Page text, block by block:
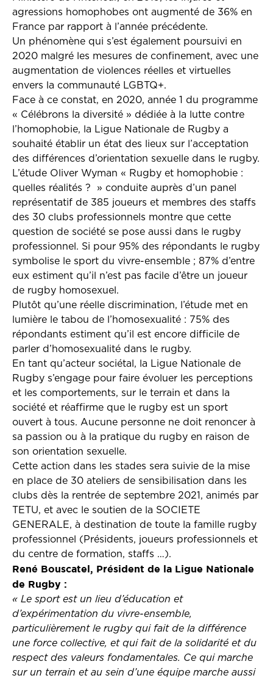
agressions homophobes ont augmenté de 36% en
France par rapport à l’année précédente.
Un phénomène qui s’est également poursuivi en
2020 malgré les mesures de confinement, avec une
augmentation de violences réelles et virtuelles
envers la communauté LGBTQ+.
Face à ce constat, en 2020, année 1 du programme
« Célébrons la diversité » dédiée à la lutte contre
l’homophobie, la Ligue Nationale de Rugby a
souhaité établir un état des lieux sur l’acceptation
des différences d’orientation sexuelle dans le rugby.
L’étude Oliver Wyman « Rugby et homophobie :
quelles réalités ? » conduite auprès d’un panel
représentatif de 385 joueurs et membres des staffs
des 30 clubs professionnels montre que cette
question de société se pose aussi dans le rugby
professionnel. Si pour 95% des répondants le rugby
symbolise le sport du vivre-ensemble ; 87% d’entre
eux estiment qu’il n’est pas facile d’être un joueur
de rugby homosexuel.
Plutôt qu’une réelle discrimination, l’étude met en
lumière le tabou de l’homosexualité : 75% des
répondants estiment qu’il est encore difficile de
parler d’homosexualité dans le rugby.
En tant qu’acteur sociétal, la Ligue Nationale de
Rugby s’engage pour faire évoluer les perceptions
et les comportements, sur le terrain et dans la
société et réaffirme que le rugby est un sport
ouvert à tous. Aucune personne ne doit renoncer à
sa passion ou à la pratique du rugby en raison de
son orientation sexuelle.
Cette action dans les stades sera suivie de la mise
en place de 30 ateliers de sensibilisation dans les
clubs dès la rentrée de septembre 2021, animés par
TETU, et avec le soutien de la SOCIETE
GENERALE, à destination de toute la famille rugby
professionnel (Présidents, joueurs professionnels et
du centre de formation, staffs …).
René Bouscatel, Président de la Ligue Nationale
de Rugby :
« Le sport est un lieu d’éducation et
d’expérimentation du vivre-ensemble,
particulièrement le rugby qui fait de la différence
une force collective, et qui fait de la solidarité et du
respect des valeurs fondamentales. Ce qui marche
sur un terrain et au sein d’une équipe marche aussi